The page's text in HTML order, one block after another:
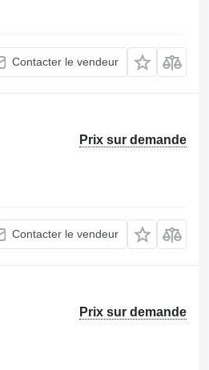
Contacter le vendeur
Prix sur demande
Contacter le vendeur
Prix sur demande